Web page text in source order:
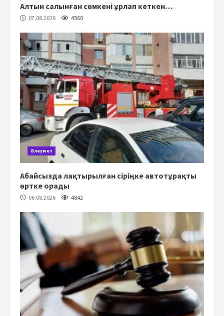
Алтын салынған сөмкені ұрлап кеткен…
07.08.2026 4560
Әлеумет
Абайсызда лақтырылған сіріңке автотұрақты
өртке орады
06.08.2026 4842